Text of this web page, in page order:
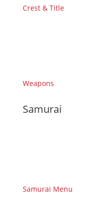
Crest & Title
Weapons
Samurai
Samurai Menu